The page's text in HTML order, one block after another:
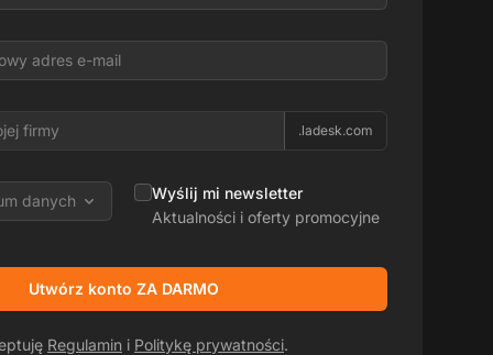
.ladesk.com
danych
Wyślij mi newsletter
Aktualności i oferty promocyjne
Utwórz konto ZA DARMO
Regulamin i Politykę prywatności.